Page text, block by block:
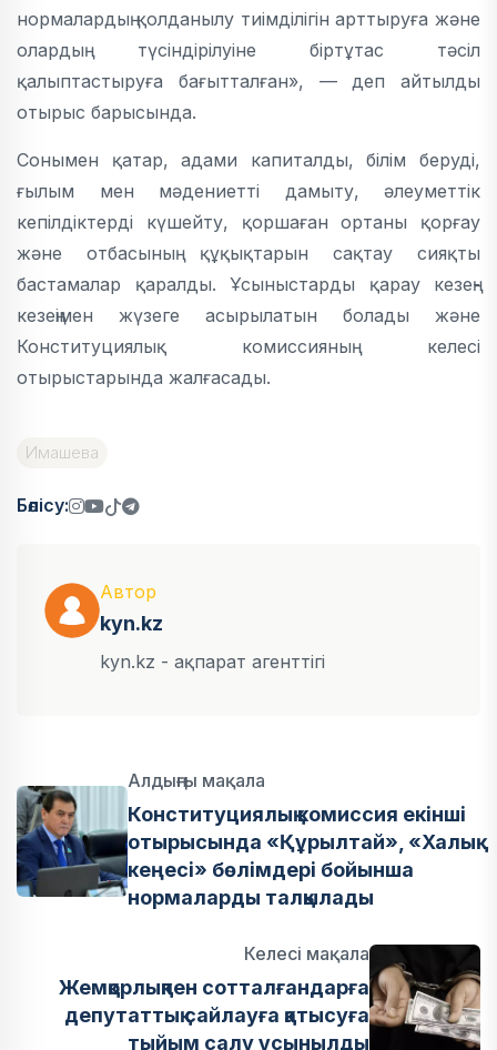
нормалардың қолданылу тиімділігін арттыруға және
олардың түсіндірілуіне біртұтас тәсіл
қалыптастыруға бағытталған», — деп айтылды
отырыс барысында.
Сонымен қатар, адами капиталды, білім беруді,
ғылым мен мәдениетті дамыту, әлеуметтік
кепілдіктерді күшейту, қоршаған ортаны қорғау
және отбасының құқықтарын сақтау сияқты
бастамалар қаралды. Ұсыныстарды қарау кезең-
кезеңімен жүзеге асырылатын болады және
Конституциялық комиссияның келесі
отырыстарында жалғасады.
Имашева
Бөлісу:
Автор
kyn.kz
kyn.kz - ақпарат агенттігі
Алдыңғы мақала
Конституциялық комиссия екінші
отырысында «Құрылтай», «Халық
кеңесі» бөлімдері бойынша
нормаларды талқылады
Келесі мақала
Жемқорлықпен сотталғандарға
депутаттық сайлауға қатысуға
тыйым салу ұсынылды